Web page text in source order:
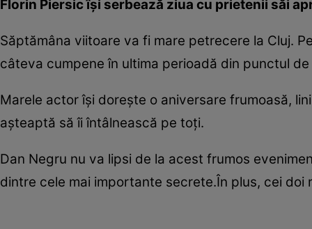
Florin Piersic își serbează ziua cu prietenii săi
Săptămâna viitoare va fi mare petrecere la Cluj.
câteva cumpene în ultima perioadă din punctul
Marele actor își dorește o aniversare frumoasă,
așteaptă să îi întâlnească pe toți.
Dan Negru nu va lipsi de la acest frumos
dintre cele mai importante secrete.În plus, cei